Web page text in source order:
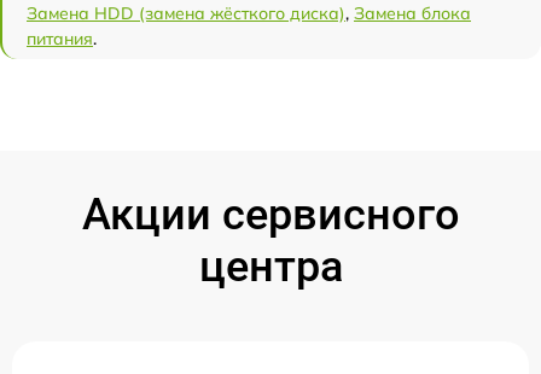
Замена HDD (замена жёсткого диска), Замена блока
питания.
Акции сервисного
центра